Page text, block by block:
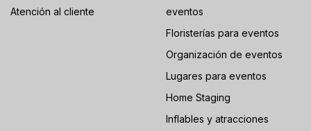
Atención al cliente
eventos
Floristerías para eventos
Organización de eventos
Lugares para eventos
Home Staging
Inflables y atracciones